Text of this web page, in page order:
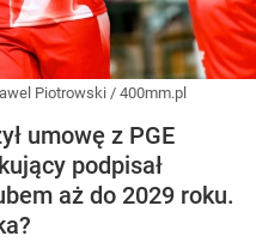
Piotrowski / 400mm.pl
umowę z PGE
podpisał
aż do 2029 roku.